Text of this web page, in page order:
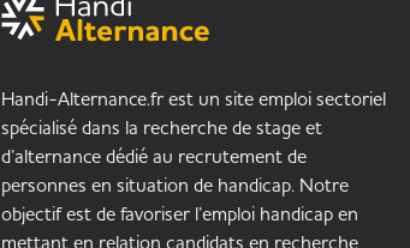
Handi-Alternance.fr est un site emploi sectoriel
spécialisé dans la recherche de stage et
d’alternance dédié au recrutement de
personnes en situation de handicap. Notre
objectif est de favoriser l’emploi handicap en
mettant en relation candidats en recherche